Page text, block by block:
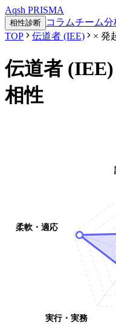
Aqsh PRISMA
相性診断 コラムチーム分
TOP
伝道者 (IEE) × 発
伝道者 (IEE)
相性
実行・実務
柔軟・適応